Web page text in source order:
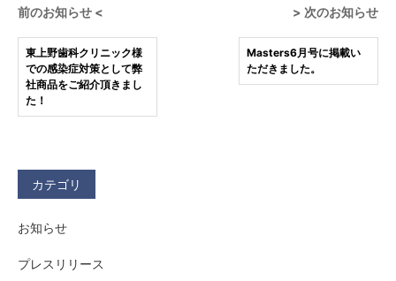
前のお知らせ <
東上野歯科クリニック様
での感染症対策として弊
社商品をご紹介頂きまし
た！
> 次のお知らせ
Masters6月号に掲載い
ただきました。
カテゴリ
お知らせ
プレスリリース